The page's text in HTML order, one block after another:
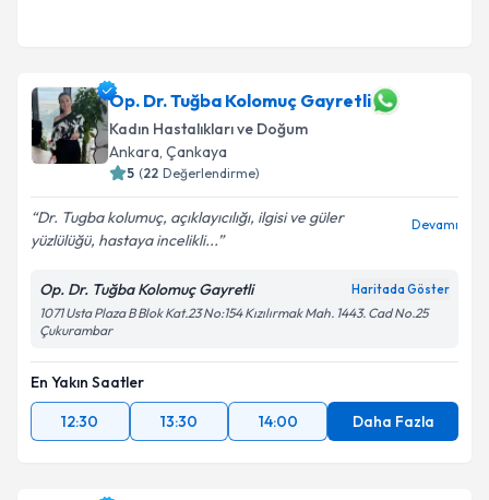
Op. Dr. Tuğba Kolomuç Gayretli
Kadın Hastalıkları ve Doğum
Ankara, Çankaya
5 (22 Değerlendirme)
Dr. Tugba kolumuç, açıklayıcılığı, ilgisi ve güler
yüzlülüğü, hastaya incelikli...
Devamı
Op. Dr. Tuğba Kolomuç Gayretli Haritada Göster
1071 Usta Plaza B Blok Kat.23 No:154 Kızılırmak Mah. 1443. Cad No.25
Çukurambar
En Yakın Saatler
12:30
13:30 14:00 Daha Fazla